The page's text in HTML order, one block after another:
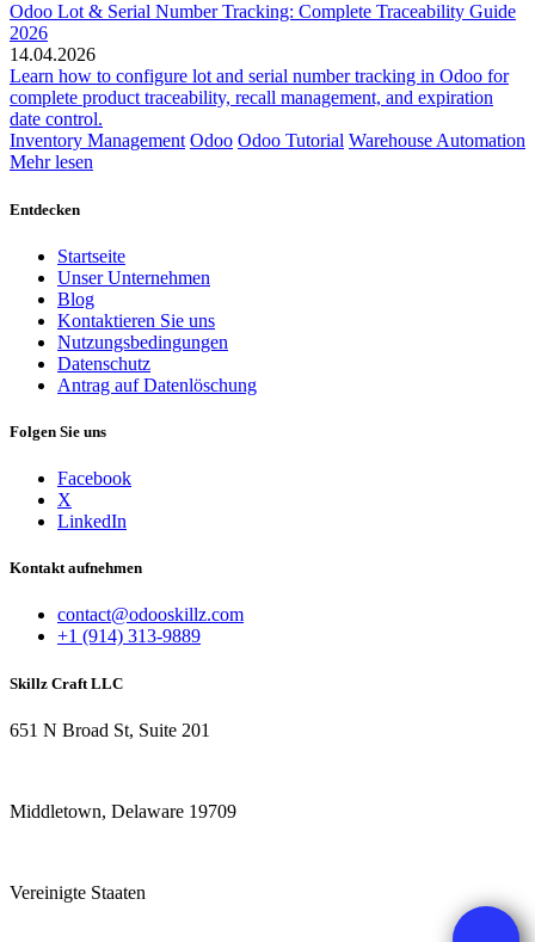
Odoo Lot & Serial Number Tracking: Complete Traceability Guide
2026
14.04.2026
Learn how to configure lot and serial number tracking in Odoo for
complete product traceability, recall management, and expiration
date control.
Inventory Management Odoo Odoo Tutorial Warehouse Automation
Mehr lesen
Entdecken
Startseite
Unser Unternehmen
Blog
Kontaktieren Sie uns
Nutzungsbedingungen
Datenschutz
Antrag auf Datenlöschung
Folgen Sie uns
Facebook
X
LinkedIn
Kontakt aufnehmen
contact@odooskillz.com
+1 (914) 313-9889
Skillz Craft LLC
651 N Broad St, Suite 201
Middletown, Delaware 19709
Vereinigte Staaten